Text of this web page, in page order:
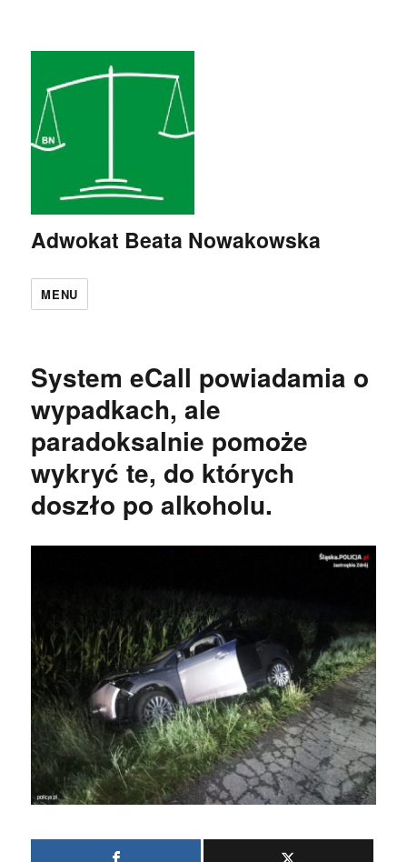
Adwokat Beata Nowakowska
MENU
System eCall powiadamia o
wypadkach, ale
paradoksalnie pomoże
wykryć te, do których
doszło po alkoholu.